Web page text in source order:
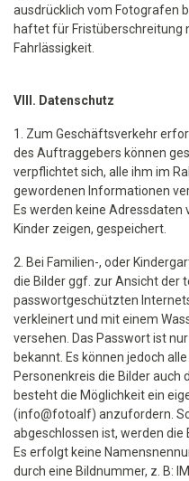
ausdrücklich vom Fotografen
haftet für Fristüberschreitung
Fahrlässigkeit.
VIII. Datenschutz
1. Zum Geschäftsverkehr
des Auftraggebers können
verpflichtet sich, alle ihm im
gewordenen Informationen
Es werden keine Adressdaten
Kinder zeigen, gespeichert.
2. Bei Familien-, oder
die Bilder ggf. zur Ansicht der
passwortgeschützten
verkleinert und mit einem
versehen. Das Passwort ist
bekannt. Es können jedoch
Personenkreis die Bilder auch
besteht die Möglichkeit ein
(info@fotoalf) anzufordern.
abgeschlossen ist, werden
Es erfolgt keine
durch eine Bildnummer, z. B: